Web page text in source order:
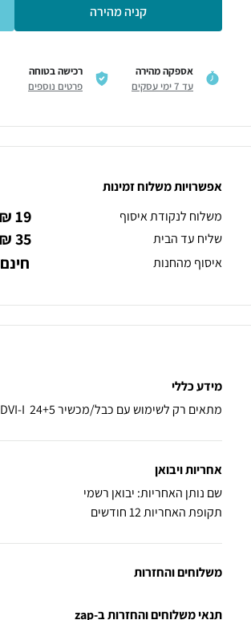
קניה מהירה
אספקה מהירה
עד 7 ימי עסקים
רכישה בטוחה
פרטים נוספים
אפשרויות משלוח זמינות
משלוח לנקודת איסוף
19 ₪
שליח עד הבית 35 ₪
איסוף מהחנות חינם
מידע כללי
מתאים רק לשימוש עם כבל/מכשיר DVI-I 24+5 (ולא DVI-D 24+1)
אחריות ויבואן
שם נותן האחריות: יבואן רשמי
תקופת האחריות 12 חודשים
משלוחים והחזרות
תנאי משלוחים והחזרות ב-zap